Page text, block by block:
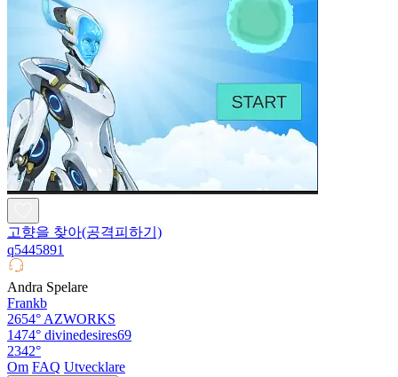
고향을 찾아(공격피하기)
q5445891
Andra Spelare
Frankb
2654°AZWORKS
1474° divinedesires69
2342°
Om FAQ Utvecklare